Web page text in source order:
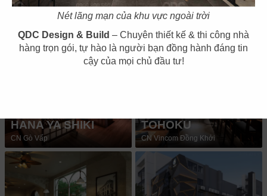
Nét lãng mạn của khu vực ngoài trời
QDC Design & Build – Chuyên thiết kế & thi công nhà
hàng trọn gói, tự hào là người bạn đồng hành đáng tin
cậy của mọi chủ đầu tư!
UNAGI
CN Thái Văn Lung
DENKI
CN Thảo Điền, Q.2
HANA YA SHIKI
CN Gò Vấp
TOHOKU
CN Vincom Đồng Khởi